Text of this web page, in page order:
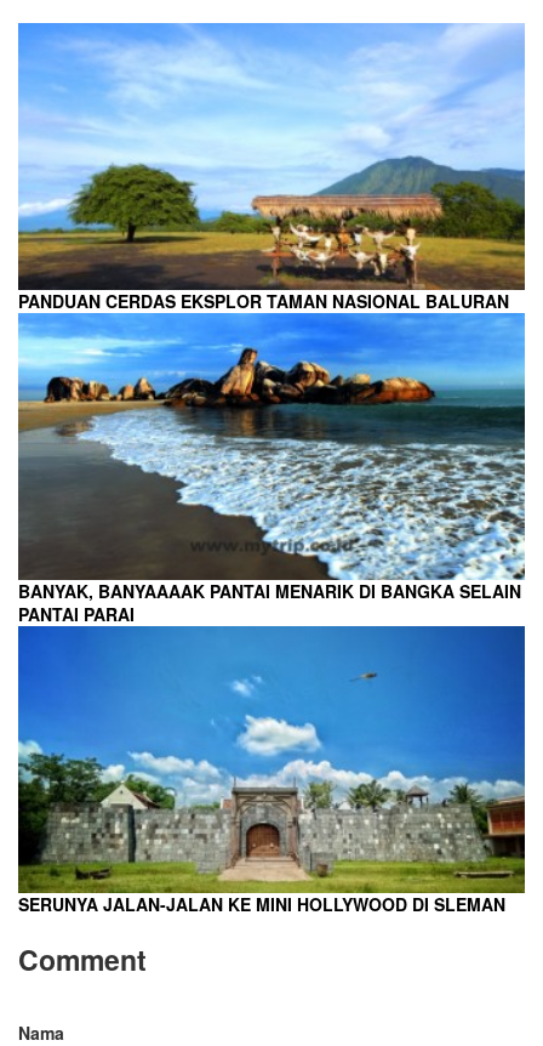
PANDUAN CERDAS EKSPLOR TAMAN NASIONAL BALURAN
BANYAK, BANYAAAAK PANTAI MENARIK DI BANGKA SELAIN
PANTAI PARAI
SERUNYA JALAN-JALAN KE MINI HOLLYWOOD DI SLEMAN
Comment
Nama